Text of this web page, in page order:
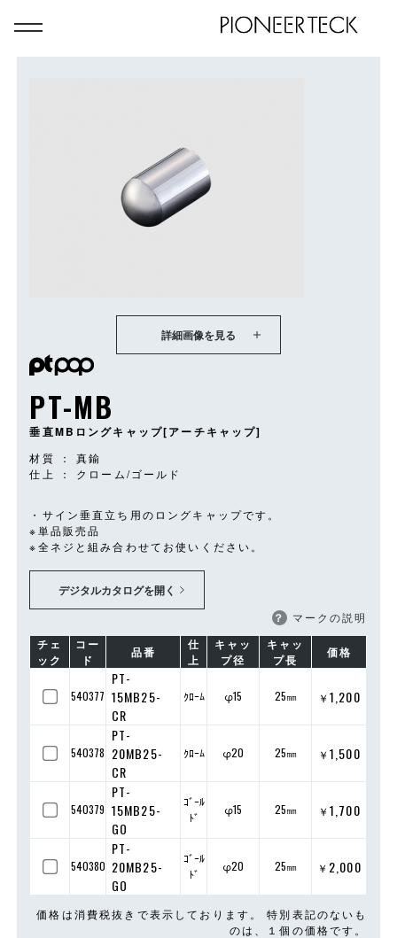
詳細画像を見る
PT-MB
垂直MBロングキャップ[アーチキャップ]
材質 ： 真鍮
仕上 ： クローム/ゴールド
・サイン垂直立ち用のロングキャップです。
※単品販売品
※全ネジと組み合わせてお使いください。
デジタルカタログを開く
？ マークの説明
チェ
ック
コー
ド
品番
仕
上
キャッ
プ径
キャッ
プ長
価格
540377
PT-
15MB25-
CR
ｸﾛｰﾑ φ15 25㎜ ￥1,200
540378
PT-
20MB25-
CR
ｸﾛｰﾑ φ20 25㎜ ￥1,500
540379
PT-
15MB25-
GO
ｺﾞｰﾙ
ﾄﾞ
φ15 25㎜ ￥1,700
540380
PT-
20MB25-
GO
ｺﾞｰﾙ
ﾄﾞ
φ20 25㎜ ￥ 2,000
価格は消費税抜きで表示しております。 特別表記のないも
のは、１個の価格です。